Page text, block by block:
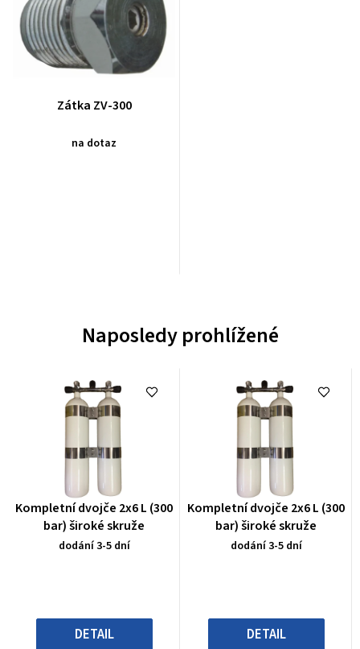
Zátka ZV-300
na dotaz
Naposledy prohlížené
Průměrné
hodnocení
produktu
hvězdiček.
Kompletní dvojče 2x6 L (300
bar) široké skruže
dodání 3-5 dní
DETAIL
Průměrné
hodnocení
produktu
hvězdiček.
Kompletní dvojče 2x6 L (300
bar) široké skruže
dodání 3-5 dní
DETAIL